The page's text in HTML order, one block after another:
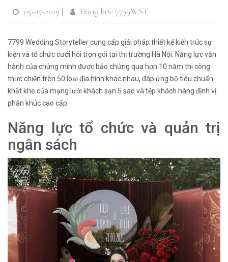
05-07-2019 | Đăng bởi: 7799WST
7799 Wedding Storyteller cung cấp giải pháp thiết kế kiến trúc sự
kiện và tổ chức cưới hỏi trọn gói tại thị trường Hà Nội. Năng lực vận
hành của chúng mình được bảo chứng qua hơn 10 năm thi công
thực chiến trên 50 loại địa hình khác nhau, đáp ứng bộ tiêu chuẩn
khắt khe của mạng lưới khách sạn 5 sao và tệp khách hàng định vị
phân khúc cao cấp.
Năng lực tổ chức và quản trị
ngân sách